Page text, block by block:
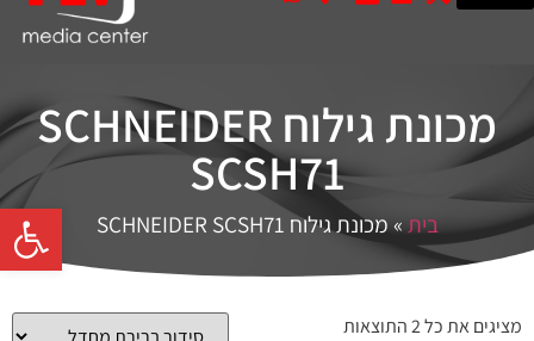
פתח
מכונת גילוח SCHNEIDER
SCSH71
בית»מכונת גילוח SCHNEIDER SCSH71
מציגים את כל ⁦2⁩ התוצאות